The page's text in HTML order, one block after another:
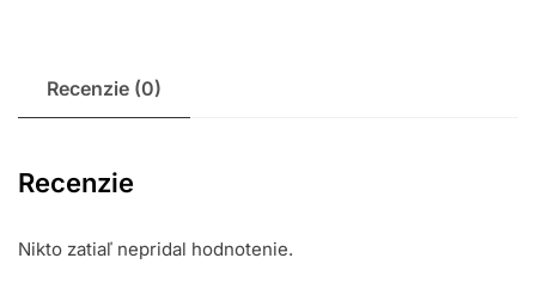
Recenzie (0)
Recenzie
Nikto zatiaľ nepridal hodnotenie.